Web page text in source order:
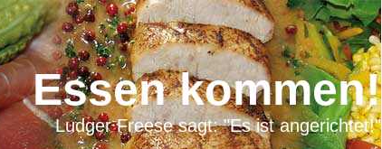
Essen kommen!
Ludger Freese sagt: "Es ist angerichtet!"